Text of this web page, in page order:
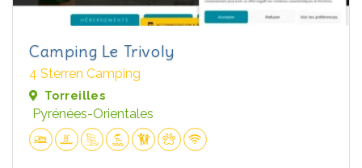
Camping Le Trivoly
4 Sterren Camping
Torreilles
Pyrénées-Orientales